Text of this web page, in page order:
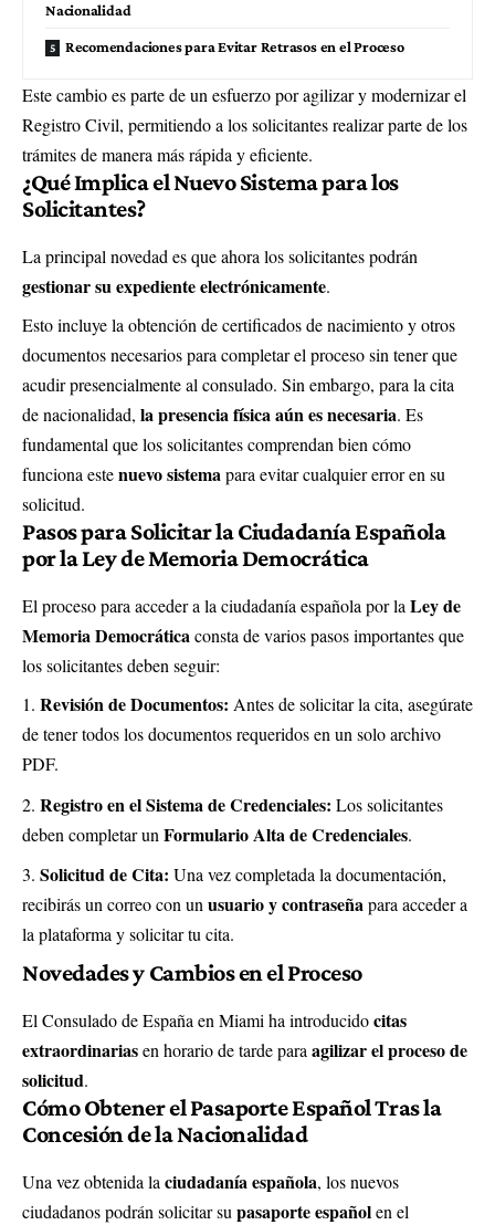
Nacionalidad
Recomendaciones para Evitar Retrasos en el Proceso
Este cambio es parte de un esfuerzo por agilizar y modernizar el
Registro Civil, permitiendo a los solicitantes realizar parte de los
trámites de manera más rápida y eficiente.
¿Qué Implica el Nuevo Sistema para los
Solicitantes?
La principal novedad es que ahora los solicitantes podrán
gestionar su expediente electrónicamente.
Esto incluye la obtención de certificados de nacimiento y otros
documentos necesarios para completar el proceso sin tener que
acudir presencialmente al consulado. Sin embargo, para la cita
de nacionalidad, la presencia física aún es necesaria. Es
fundamental que los solicitantes comprendan bien cómo
funciona estenuevo sistemapara evitar cualquier error en su
solicitud.
Pasos para Solicitar la Ciudadanía Española
por la Ley de Memoria Democrática
El proceso para acceder a la ciudadanía española por la Ley de
Memoria Democráticaconsta de varios pasos importantes que
los solicitantes deben seguir:
Revisión de Documentos: Antes de solicitar la cita, asegúrate
de tener todos los documentos requeridos en un solo archivo
PDF.
Registro en el Sistema de Credenciales: Los solicitantes
deben completar un Formulario Alta de Credenciales.
Solicitud de Cita: Una vez completada la documentación,
recibirás un correo con un usuario y contraseñapara acceder a
la plataforma y solicitar tu cita.
Novedades y Cambios en el Proceso
El Consulado de España en Miami ha introducidocitas
extraordinariasen horario de tarde para agilizar el proceso de
solicitud.
Cómo Obtener el Pasaporte Español Tras la
Concesión de la Nacionalidad
Una vez obtenida la ciudadanía española, los nuevos
ciudadanos podrán solicitar su pasaporte españolen el